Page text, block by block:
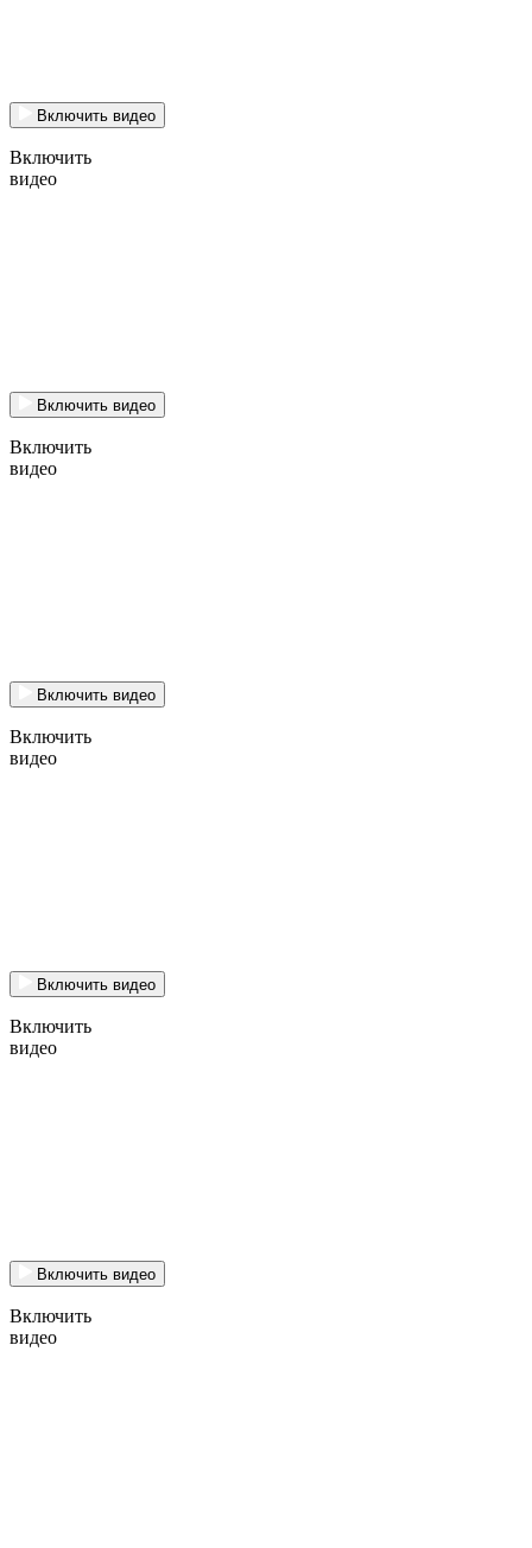
Включить видео
Включить
видео
Включить видео
Включить
видео
Включить видео
Включить
видео
Включить видео
Включить
видео
Включить видео
Включить
видео